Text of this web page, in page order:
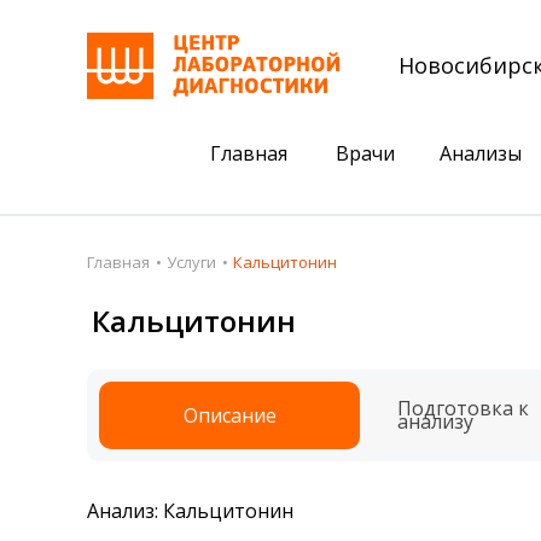
Главная Врачи Анализы
Пациентам
Акции
Подготовка к анализам
Получить результаты
Налоговый вычет
Сдать клеща на
Главная Услуги Кальцитонин
Кальцитонин
Описание Подготовка к
анализу
Анализ: Кальцитонин